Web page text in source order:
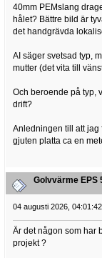
40mm PEMslang
hålet? Bättre bild är
det handgrävda
AI säger svetsad typ,
mutter (det vita till
Och beroende på typ,
drift?
Anledningen till att jag
gjuten platta ca en
Golvvärme EPS
04 augusti 2026,
Är det någon som har
projekt ?